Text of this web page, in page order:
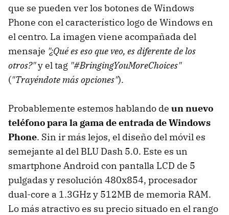
que se pueden ver los botones de Windows
Phone con el característico logo de Windows en
el centro. La imagen viene acompañada del
mensaje "¿Qué es eso que veo, es diferente de los
otros?"y el tag "#BringingYouMoreChoices"
("Trayéndote más opciones").
Probablemente estemos hablando de un nuevo
teléfono para la gama de entrada de Windows
Phone. Sin ir más lejos, el diseño del móvil es
semejante al del BLU Dash 5.0. Este es un
smartphone Android con pantalla LCD de 5
pulgadas y resolución 480x854, procesador
dual-core a 1.3GHz y 512MB de memoria RAM.
Lo más atractivo es su precio situado en el rango